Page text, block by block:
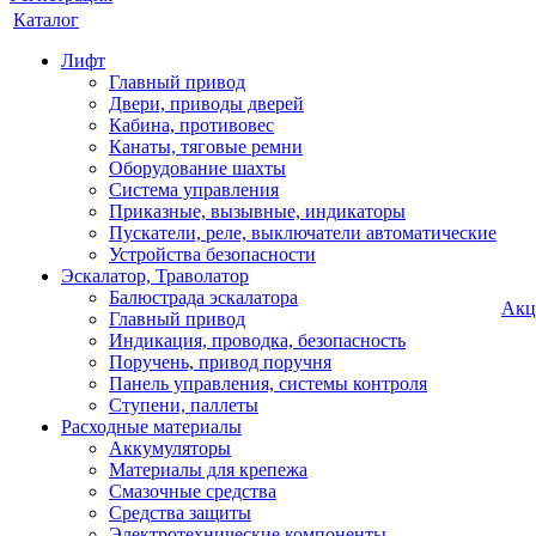
Каталог
Лифт
Главный привод
Двери, приводы дверей
Кабина, противовес
Канаты, тяговые ремни
Оборудование шахты
Система управления
Приказные, вызывные, индикаторы
Пускатели, реле, выключатели автоматические
Устройства безопасности
Эскалатор, Траволатор
Балюстрада эскалатора
Главный привод
Индикация, проводка, безопасность
Поручень, привод поручня
Панель управления, системы контроля
Ступени, паллеты
Расходные материалы
Аккумуляторы
Материалы для крепежа
Смазочные средства
Средства защиты